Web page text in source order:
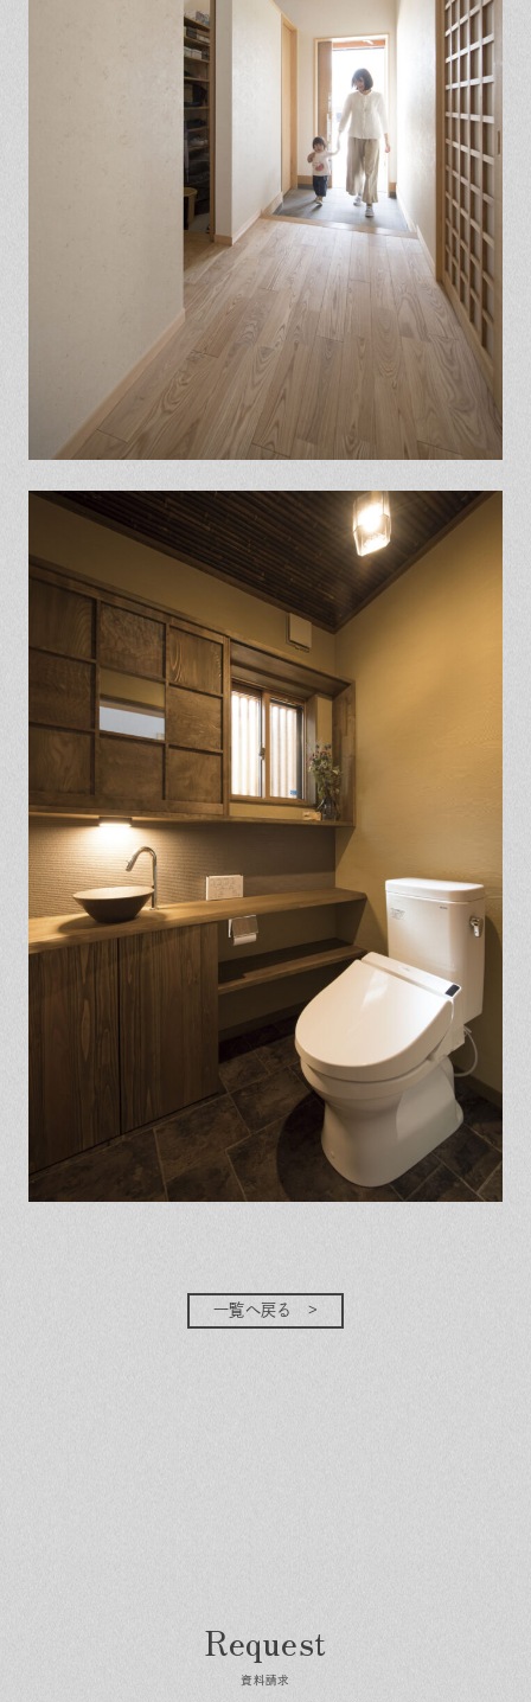
一覧へ戻る
資料請求